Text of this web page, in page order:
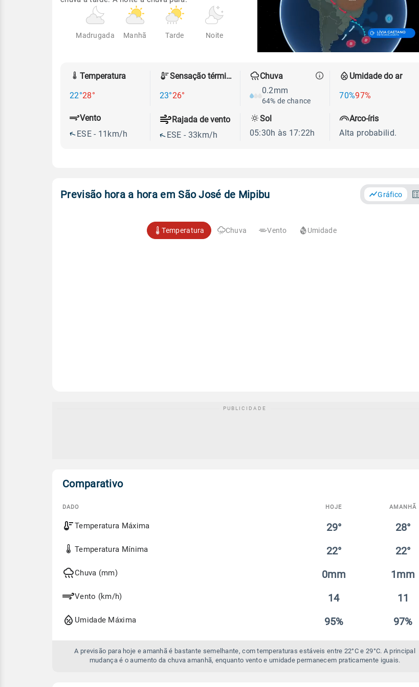
Madrugada Manhã Tarde Noite
Temperatura
22°28°
Sensação térmica
23°26°
Chuva
0.2mm
64% de chance
Umidade do ar
70%97%
Vento
ESE - 11km/h
Rajada de vento
ESE - 33km/h
Sol
05:30h às 17:22h
Arco-íris
Alta probabilid.
Previsão hora a hora em São José de Mipibu Gráfico
Temperatura Chuva Vento Umidade
Comparativo
Comparativo
entre
previsão
amanhã
DADO HOJE AMANHÃ
Temperatura Máxima 29° 28°
Temperatura Mínima 22° 22°
Chuva (mm) 0mm 1mm
Vento (km/h) 14 11
Umidade Máxima 95% 97%
A previsão para hoje e amanhã é bastante semelhante, com temperaturas estáveis entre 22°C e 29°C. A principal
mudança é o aumento da chuva amanhã, enquanto vento e umidade permanecem praticamente iguais.